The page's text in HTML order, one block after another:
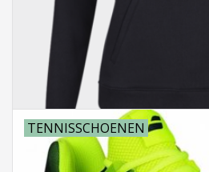
TENNISSCHOENEN